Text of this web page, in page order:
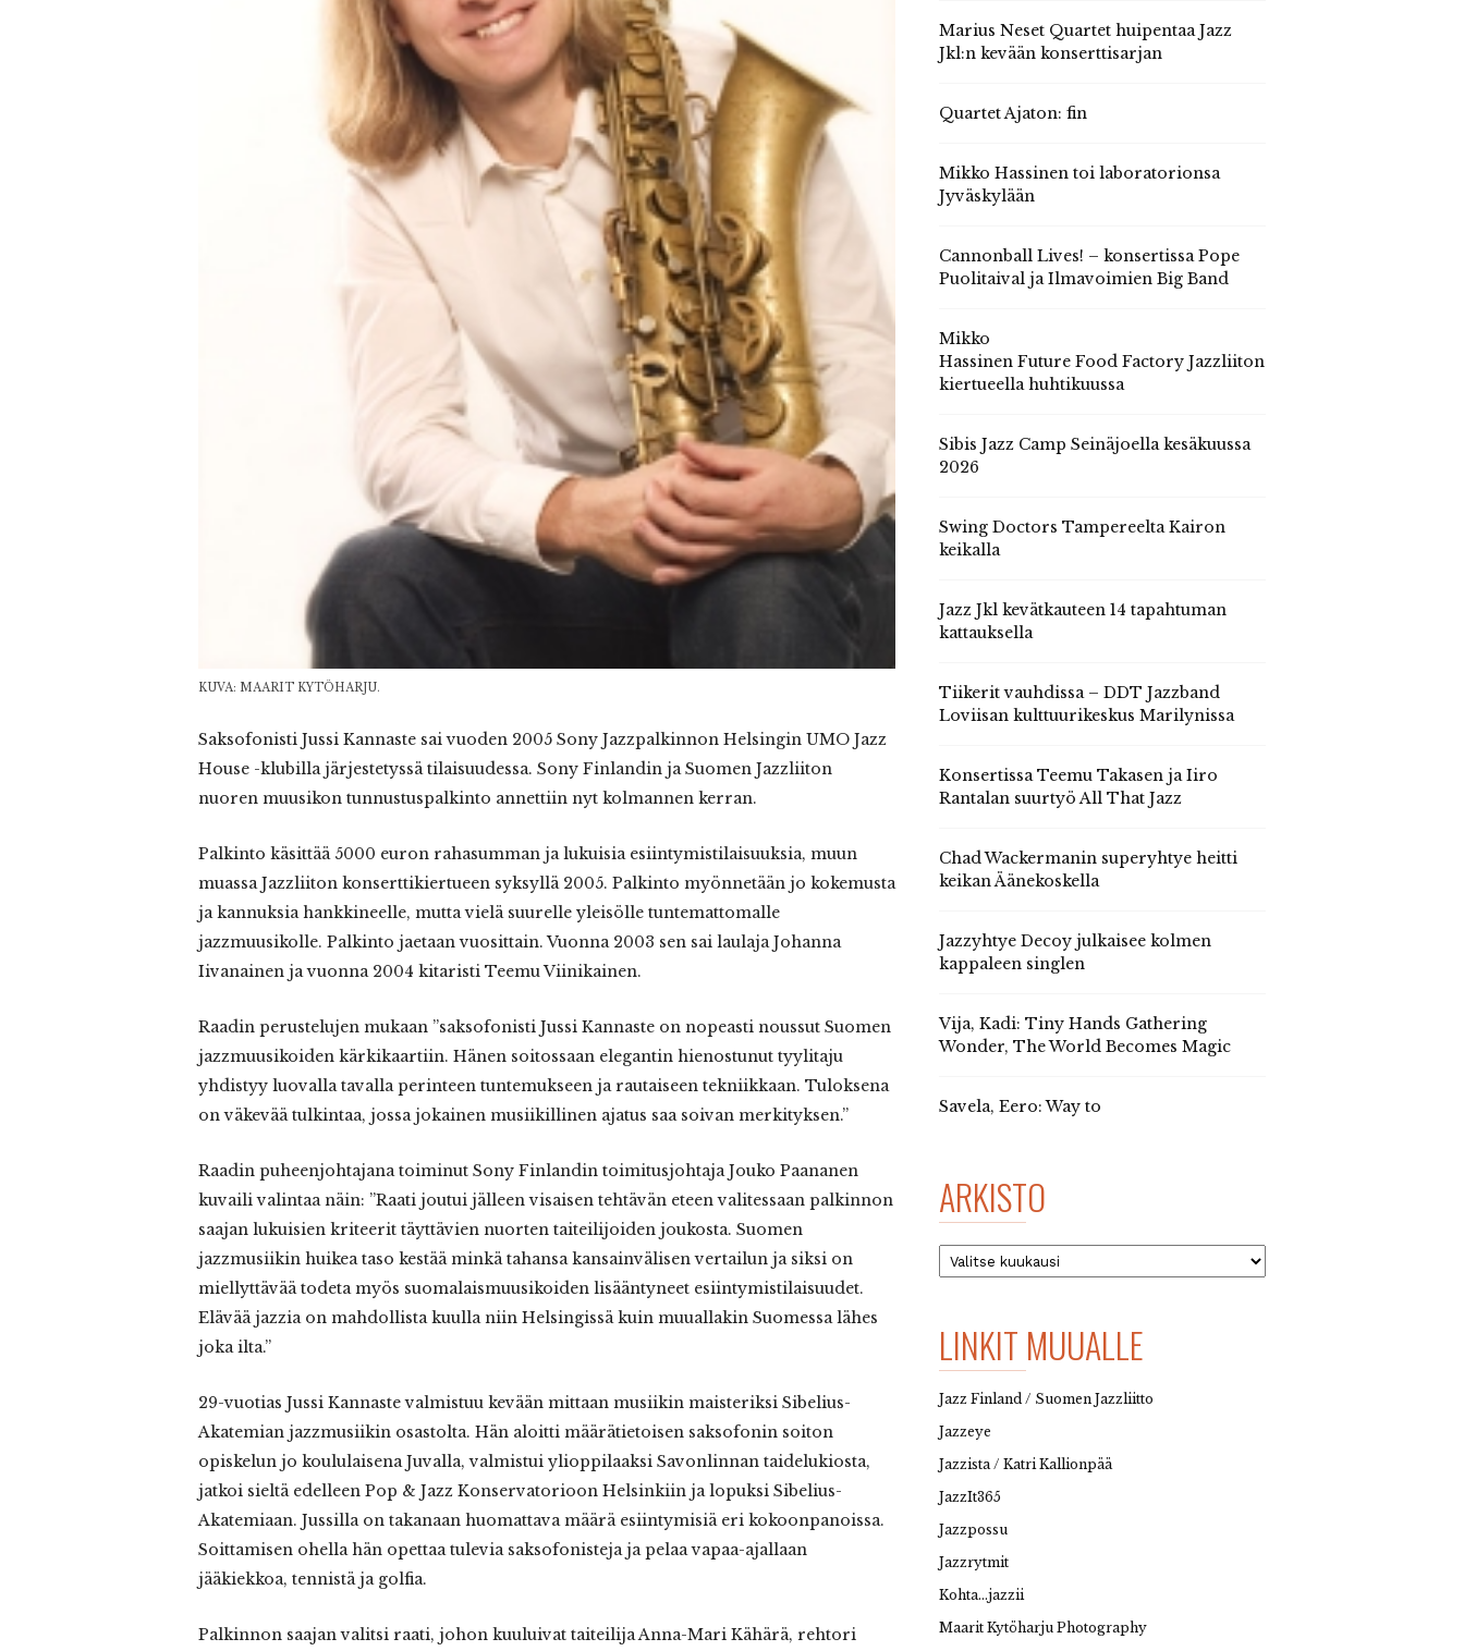
KUVA: MAARIT KYTÖHARJU.
Saksofonisti Jussi Kannaste sai vuoden 2005 Sony Jazzpalkinnon Helsingin UMO Jazz
House -klubilla järjestetyssä tilaisuudessa. Sony Finlandin ja Suomen Jazzliiton
nuoren muusikon tunnustuspalkinto annettiin nyt kolmannen kerran.
Palkinto käsittää 5000 euron rahasumman ja lukuisia esiintymistilaisuuksia, muun
muassa Jazzliiton konserttikiertueen syksyllä 2005. Palkinto myönnetään jo kokemusta
ja kannuksia hankkineelle, mutta vielä suurelle yleisölle tuntemattomalle
jazzmuusikolle. Palkinto jaetaan vuosittain. Vuonna 2003 sen sai laulaja Johanna
Iivanainen ja vuonna 2004 kitaristi Teemu Viinikainen.
Raadin perustelujen mukaan ”saksofonisti Jussi Kannaste on nopeasti noussut Suomen
jazzmuusikoiden kärkikaartiin. Hänen soitossaan elegantin hienostunut tyylitaju
yhdistyy luovalla tavalla perinteen tuntemukseen ja rautaiseen tekniikkaan. Tuloksena
on väkevää tulkintaa, jossa jokainen musiikillinen ajatus saa soivan merkityksen.”
Raadin puheenjohtajana toiminut Sony Finlandin toimitusjohtaja Jouko Paananen
kuvaili valintaa näin: ”Raati joutui jälleen visaisen tehtävän eteen valitessaan palkinnon
saajan lukuisien kriteerit täyttävien nuorten taiteilijoiden joukosta. Suomen
jazzmusiikin huikea taso kestää minkä tahansa kansainvälisen vertailun ja siksi on
miellyttävää todeta myös suomalaismuusikoiden lisääntyneet esiintymistilaisuudet.
Elävää jazzia on mahdollista kuulla niin Helsingissä kuin muuallakin Suomessa lähes
joka ilta.”
29-vuotias Jussi Kannaste valmistuu kevään mittaan musiikin maisteriksi Sibelius-
Akatemian jazzmusiikin osastolta. Hän aloitti määrätietoisen saksofonin soiton
opiskelun jo koululaisena Juvalla, valmistui ylioppilaaksi Savonlinnan taidelukiosta,
jatkoi sieltä edelleen Pop & Jazz Konservatorioon Helsinkiin ja lopuksi Sibelius-
Akatemiaan. Jussilla on takanaan huomattava määrä esiintymisiä eri kokoonpanoissa.
Soittamisen ohella hän opettaa tulevia saksofonisteja ja pelaa vapaa-ajallaan
jääkiekkoa, tennistä ja golfia.
Palkinnon saajan valitsi raati, johon kuuluivat taiteilija Anna-Mari Kähärä, rehtori
Marius Neset Quartet huipentaa Jazz
Jkl:n kevään konserttisarjan
Quartet Ajaton: fin
Mikko Hassinen toi laboratorionsa
Jyväskylään
Cannonball Lives! – konsertissa Pope
Puolitaival ja Ilmavoimien Big Band
Mikko
Hassinen Future Food Factory Jazzliiton
kiertueella huhtikuussa
Sibis Jazz Camp Seinäjoella kesäkuussa
2026
Swing Doctors Tampereelta Kairon
keikalla
Jazz Jkl kevätkauteen 14 tapahtuman
kattauksella
Tiikerit vauhdissa – DDT Jazzband
Loviisan kulttuurikeskus Marilynissa
Konsertissa Teemu Takasen ja Iiro
Rantalan suurtyö All That Jazz
Chad Wackermanin superyhtye heitti
keikan Äänekoskella
Jazzyhtye Decoy julkaisee kolmen
kappaleen singlen
Vija, Kadi: Tiny Hands Gathering
Wonder, The World Becomes Magic
Savela, Eero: Way to
ARKISTO
Arkisto
LINKIT MUUALLE
Jazz Finland / Suomen Jazzliitto
Jazzeye
Jazzista / Katri Kallionpää
JazzIt365
Jazzpossu
Jazzrytmit
Kohta…jazzii
Maarit Kytöharju Photography